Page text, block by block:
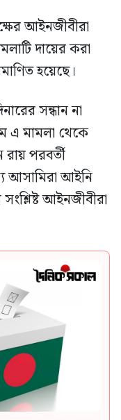
আইনজীবীরা
দায়ের করা
হয়েছে।
সন্ধান না
এ মামলা থেকে
পরবর্তী
আসামিরা আইনি
আইনজীবীরা